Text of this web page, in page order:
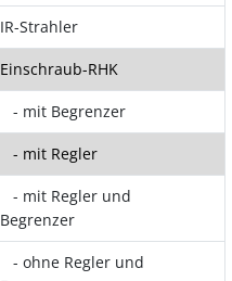
IR-Strahler
Einschraub-RHK
- mit Begrenzer
- mit Regler
- mit Regler und
Begrenzer
- ohne Regler und